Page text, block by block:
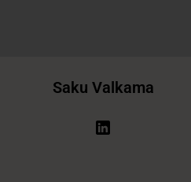
Saku Valkama